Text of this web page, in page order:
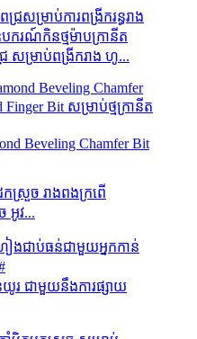
សម្រាប់ពង្រីករាង ហូ...
Beveling Chamfer Bit
អូវ...
យូរ ជាមួយនឹងការផ្សាយ